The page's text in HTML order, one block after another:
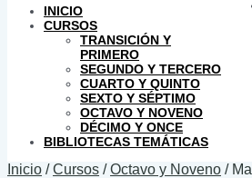
INICIO
CURSOS
TRANSICIÓN Y
PRIMERO
SEGUNDO Y TERCERO
CUARTO Y QUINTO
SEXTO Y SÉPTIMO
OCTAVO Y NOVENO
DÉCIMO Y ONCE
BIBLIOTECAS TEMÁTICAS
Inicio /Cursos /Octavo y Noveno /